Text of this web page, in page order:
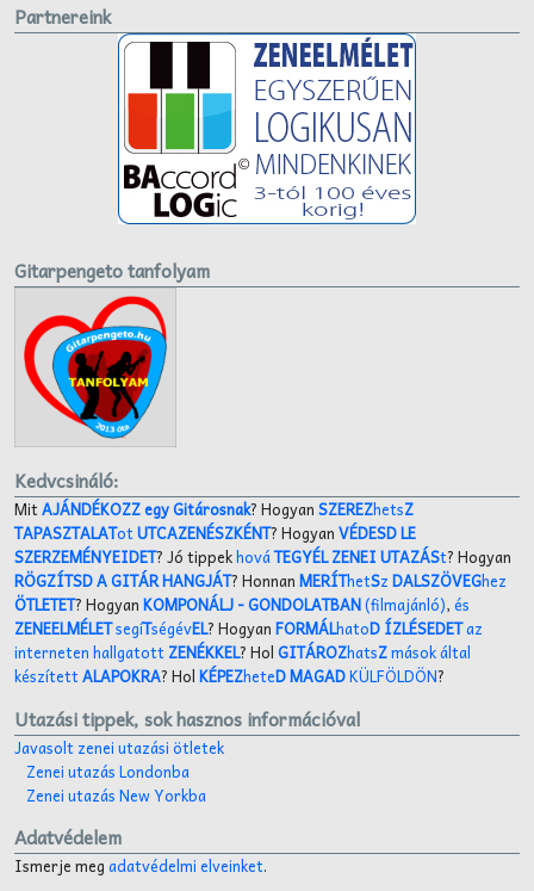
Partnereink
Gitarpengeto tanfolyam
Kedvcsináló:
MitAJÁNDÉKOZZ egy Gitárosnak? HogyanSZEREZhetsZ
TAPASZTALATotUTCAZENÉSZKÉNT? HogyanVÉDESD LE
SZERZEMÉNYEIDET? Jó tippekhováTEGYÉL ZENEI UTAZÁSt? Hogyan
RÖGZÍTSD A GITÁR HANGJÁT? HonnanMERÍThetSzDALSZÖVEGhez
ÖTLETET? HogyanKOMPONÁLJ- GONDOLATBAN(filmajánló),és
ZENEELMÉLETsegíTségévEL? HogyanFORMÁLhatoD ÍZLÉSEDETaz
interneten hallgatott ZENÉKKEL? HolGITÁROZhatsZmások által
készítettALAPOKRA? HolKÉPEZheteD MAGADKÜLFÖLDÖN?
Utazási tippek, sok hasznos információval
Javasolt zenei utazási ötletek
Zenei utazás Londonba
Zenei utazás New Yorkba
Adatvédelem
Ismerje megadatvédelmi elveinket.